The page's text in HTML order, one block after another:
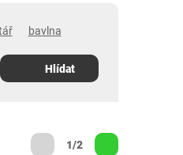
bavlna
Hlídat
1/2